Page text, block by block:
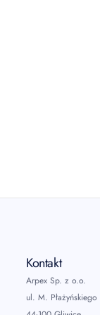
Kontakt
Arpex Sp. z o.o.
ul. M.